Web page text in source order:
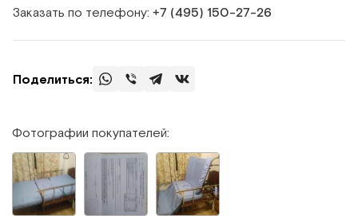
Заказать по телефону: +7 (495) 150‑27‑26
Поделиться:
Фотографии покупателей: